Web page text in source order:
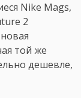
Nike Mags,
2
той же
дешевле,